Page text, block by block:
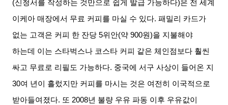
(신청서를 작성하는 것만으로 쉽게 발급 가능하다)은 전 세계
이케아 매장에서 무료 커피를 마실 수 있다.패밀리 카드가
없는 고객은 커피 한 잔당 5위안(약 900원)을 지불해야
하는데 이는 스타벅스나 코스타 커피 같은 체인점보다 훨씬
싸고 무료로 리필도 가능하다. 중국에 서구 사상이 들어온 지
30여 년이 흘렀지만 커피를 마시는 것은 여전히 이국적으로
받아들여졌다. 또 2008년 불량 우유 파동 이후 우유값이